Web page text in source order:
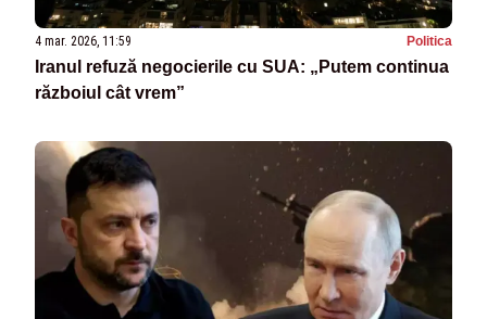
4 mar. 2026, 11:59 Politica
Iranul refuză negocierile cu SUA: „Putem continua
războiul cât vrem”